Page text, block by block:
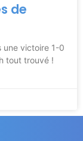
de
une victoire 1-0
tout trouvé !